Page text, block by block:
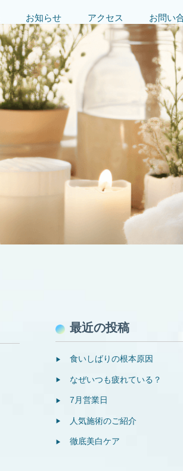
お知らせ アクセス お問い
最近の投稿
食いしばりの根本原因
なぜいつも疲れている？
7月営業日
人気施術のご紹介
徹底美白ケア